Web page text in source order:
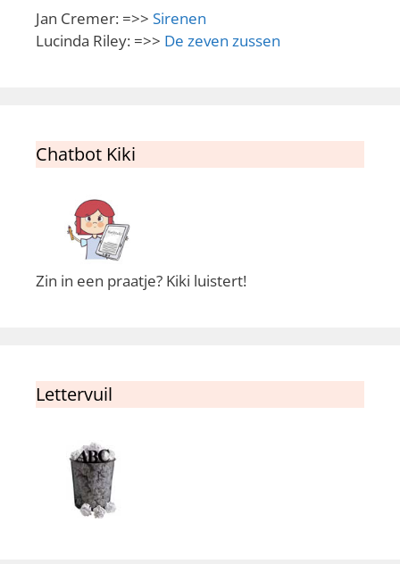
Jan Cremer: =>> Sirenen
Lucinda Riley: =>> De zeven zussen
Chatbot Kiki
Zin in een praatje? Kiki luistert!
Lettervuil